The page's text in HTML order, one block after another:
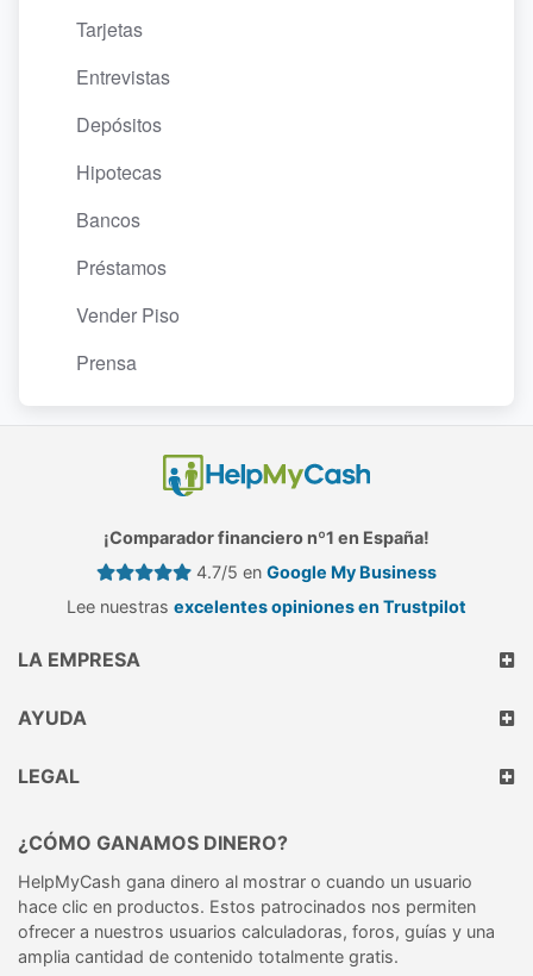
Tarjetas
Entrevistas
Depósitos
Hipotecas
Bancos
Préstamos
Vender Piso
Prensa
¡Comparador financiero nº1 en España!
4.7/5 en Google My Business
Lee nuestras excelentes opiniones en Trustpilot
LA EMPRESA
AYUDA
LEGAL
¿CÓMO GANAMOS DINERO?
HelpMyCash gana dinero al mostrar o cuando un usuario
hace clic en productos. Estos patrocinados nos permiten
ofrecer a nuestros usuarios calculadoras, foros, guías y una
amplia cantidad de contenido totalmente gratis.